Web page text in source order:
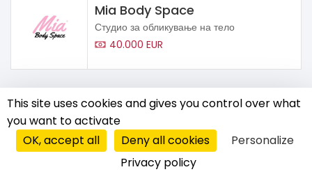
Mia Body Space
Студио за обликување на тело
40.000 EUR
ПРИКАЖИ СÈ (14)
ФРАНШИЗИ (13)
ПАРТНЕРСКИ СИСТЕМИ (0)
This site uses cookies and gives you control over what
you want to activate
OK, accept all
Deny all cookies
Personalize
Privacy policy